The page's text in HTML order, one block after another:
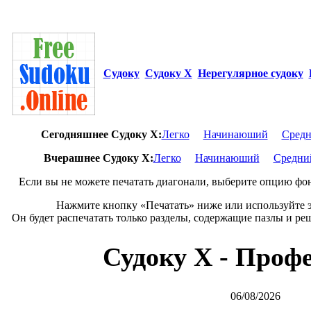
Судоку Судоку Х Нерегулярное судоку
Сегодняшнее Cудоку X:Легко Начинаюший
Вчерашнее Cудоку X:Легко Начинаюший
Если вы не можете печатать диагонали, выберите опцию
Нажмите кнопку «Печатать» ниже или используйте
Он будет распечатать только разделы, содержащие пазлы и
Судоку Х -
06/08/2026